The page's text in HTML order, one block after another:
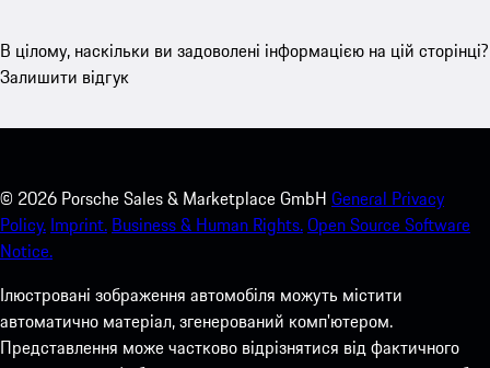
В цілому, наскільки ви задоволені інформацією на цій сторінці?
Залишити відгук
© 2026 Porsche Sales & Marketplace GmbH General Privacy
Policy. Imprint. Business & Human Rights.Open Source Software
Notice.
Ілюстровані зображення автомобіля можуть містити
автоматично матеріал, згенерований комп'ютером.
Представлення може частково відрізнятися від фактичного